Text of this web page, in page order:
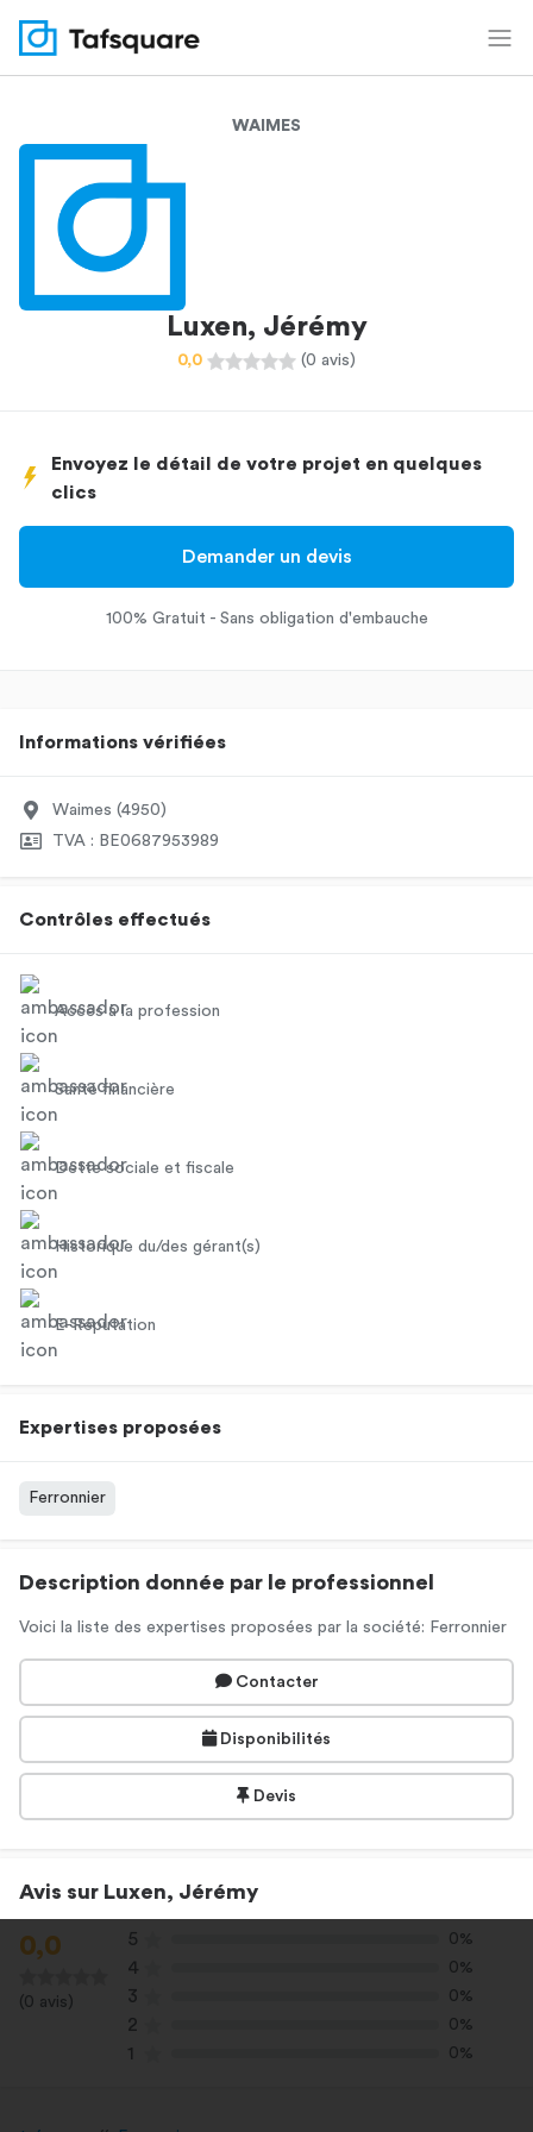
WAIMES
Luxen, Jérémy
0,0 (0 avis)
Envoyez le détail de votre projet en quelques
clics
Demander un devis
100% Gratuit - Sans obligation d'embauche
Informations vérifiées
Waimes (4950)
TVA : BE0687953989
Contrôles effectués
Accès à la profession
Santé financière
Dette sociale et fiscale
Historique du/des gérant(s)
E-Réputation
Expertises proposées
Ferronnier
Description donnée par le professionnel
Voici la liste des expertises proposées par la société: Ferronnier
Contacter
Disponibilités
Devis
Avis sur Luxen, Jérémy
0,0
(0 avis)
5 0%
4 0%
3 0%
2 0%
1 0%